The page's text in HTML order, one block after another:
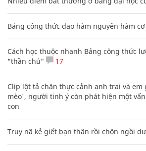
Bảng công thức đạo hàm nguyên hàm
Cách học thuộc nhanh Bảng công thức
"thần chú"
17
Clip lột tả chân thực cảnh anh trai và
mèo', người tinh ý còn phát hiện một
con
Truy nã kẻ giết bạn thân rồi chôn ngồi